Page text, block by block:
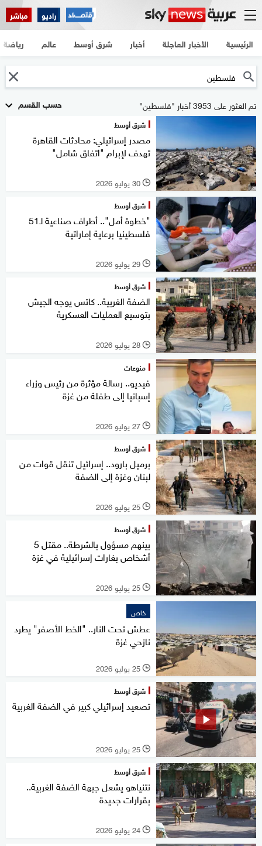
راديو مباشر
الرئيسية الأخبار العاجلة أخبار شرق أوسط عالم رياضة
حسب القسم تم العثور على 3953 أخبار "فلسطين"
شرق أوسط
مصدر إسرائيلي: محادثات القاهرة
تهدف لإبرام "اتفاق شامل"
l 30 يوليو 2026
شرق أوسط
"خطوة أمل".. أطراف صناعية لـ51
فلسطينيا برعاية إماراتية
l 29 يوليو 2026
شرق أوسط
الضفة الغربية.. كاتس يوجه الجيش
بتوسيع العمليات العسكرية
l 28 يوليو 2026
منوعات
فيديو.. رسالة مؤثرة من رئيس وزراء
إسبانيا إلى طفلة من غزة
l 27 يوليو 2026
شرق أوسط
برميل بارود.. إسرائيل تنقل قوات من
لبنان وغزة إلى الضفة
l 25 يوليو 2026
شرق أوسط
بينهم مسؤول بالشرطة.. مقتل 5
أشخاص بغارات إسرائيلية في غزة
l 25 يوليو 2026
خاص
عطش تحت النار.. "الخط الأصفر" يطرد
نازحي غزة
l 25 يوليو 2026
شرق أوسط
تصعيد إسرائيلي كبير في الضفة الغربية
l 25 يوليو 2026
شرق أوسط
نتنياهو يشعل جبهة الضفة الغربية..
بقرارات جديدة
l 24 يوليو 2026